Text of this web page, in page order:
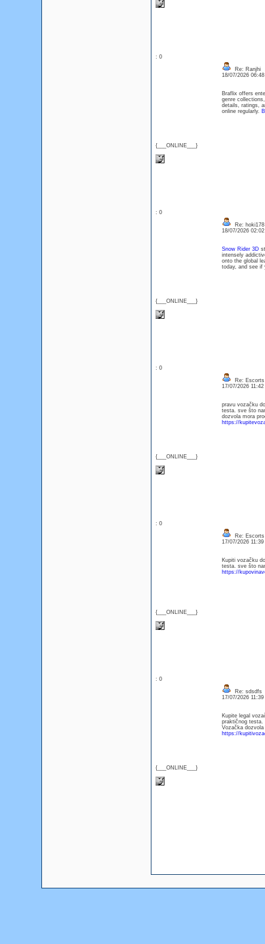
: 0
{___ONLINE___}
Re: Ranjhi
18/07/2026
Braflix offers
genre
details, ratings,
online regularly.
: 0
{___ONLINE___}
Re: hoki178
18/07/2026
Snow Rider 3D
intensely
onto the global
today, and see if
: 0
{___ONLINE___}
Re:
17/07/2026
pravu vozačku
testa. sve što
dozvola mora
https://
: 0
{___ONLINE___}
Re:
17/07/2026
Kupiti vozačku
testa. sve što
https://
: 0
{___ONLINE___}
Re: sdsdfs
17/07/2026
Kupite legal
praktičnog testa.
Vozačka dozvola
https://